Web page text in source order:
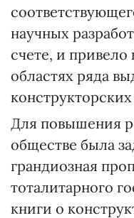
научных
счете, и
областях ряда
Для повышения
обществе была
грандиозная
тоталитарного
книги о